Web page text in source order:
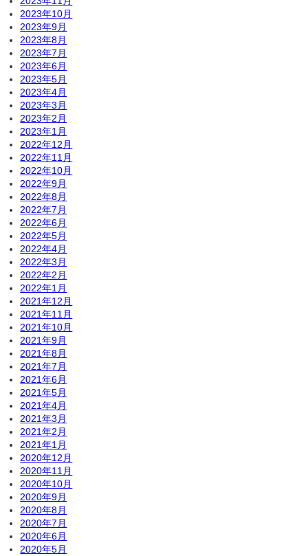
2023年10月
2023年9月
2023年8月
2023年7月
2023年6月
2023年5月
2023年4月
2023年3月
2023年2月
2023年1月
2022年12月
2022年11月
2022年10月
2022年9月
2022年8月
2022年7月
2022年6月
2022年5月
2022年4月
2022年3月
2022年2月
2022年1月
2021年12月
2021年11月
2021年10月
2021年9月
2021年8月
2021年7月
2021年6月
2021年5月
2021年4月
2021年3月
2021年2月
2021年1月
2020年12月
2020年11月
2020年10月
2020年9月
2020年8月
2020年7月
2020年6月
2020年5月